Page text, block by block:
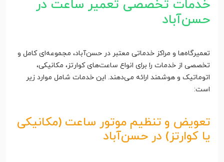
خدمات تخصصی تعمیر ساعت در
حسن‌آباد
تعمیرگاه‌ها و مراکز خدماتی معتبر در حسن‌آباد، مجموعه‌ای کامل و
تخصصی از خدمات را برای انواع ساعت‌های کوارتز، مکانیکی،
اتوماتیک و هوشمند ارائه می‌دهند. این خدمات شامل موارد زیر
است:
تعویض و تنظیم موتور ساعت (مکانیکی
یا کوارتز) در حسن‌آباد